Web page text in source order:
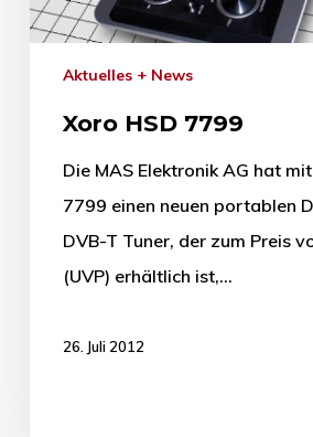
Aktuelles + News
Xoro HSD 7799
Die MAS Elektronik AG hat
7799 einen neuen portablen
DVB-T Tuner, der zum Preis
(UVP) erhältlich ist,…
26. Juli 2012